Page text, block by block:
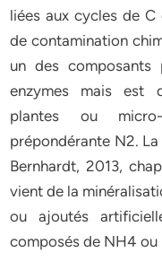
liées aux cycles de
de contamination
un des composants
enzymes mais est
plantes ou
prépondérante N2.
Bernhardt, 2013,
vient de la
ou ajoutés
composés de NH4 ou